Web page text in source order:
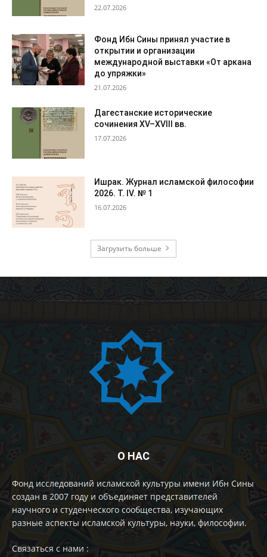
22.07.2026
Фонд Ибн Сины принял участие в
открытии и организации
международной выставки «От аркана
до упряжки»
21.07.2026
Дагестанские исторические
сочинения XV–XVIII вв.
17.07.2026
Ишрак. Журнал исламской философии
2026. Т. IV. № 1
16.07.2026
Загрузить больше
О НАС
Фонд исследований исламской культуры имени Ибн Сины
создан в 2007 году и объединяет представителей
научного и студенческого сообщества, изучающих
разные аспекты исламской культуры, науки, философии.
Cвязаться с нами :